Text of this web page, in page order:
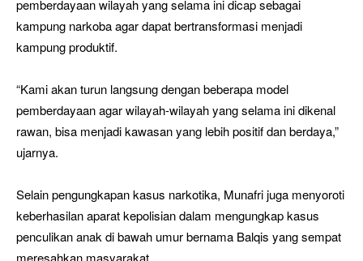
pemberdayaan wilayah yang selama ini dicap sebagai
kampung narkoba agar dapat bertransformasi menjadi
kampung produktif.
“Kami akan turun langsung dengan beberapa model
pemberdayaan agar wilayah-wilayah yang selama ini dikenal
rawan, bisa menjadi kawasan yang lebih positif dan berdaya,”
ujarnya.
Selain pengungkapan kasus narkotika, Munafri juga menyoroti
keberhasilan aparat kepolisian dalam mengungkap kasus
penculikan anak di bawah umur bernama Balqis yang sempat